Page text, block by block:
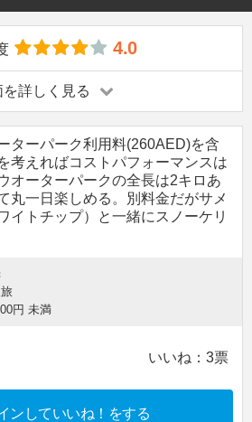
4.0
を詳しく見る
ターパーク利用料(260AED)を含
考えればコストパフォーマンスは
オーターパークの全長は2キロあ
丸一日楽しめる。別料金だがサメ
イトチップ）と一緒にスノーケリ
円 未満
いいね： 3票
ンしていいね！をする